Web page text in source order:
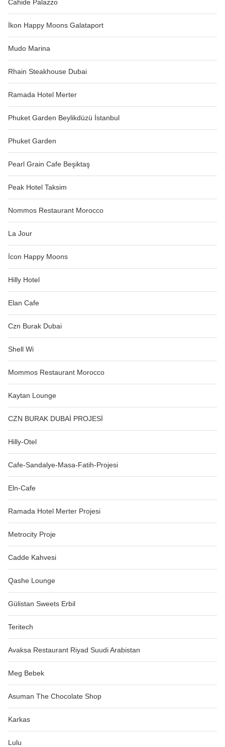
Cahide Palazzo
İkon Happy Moons Galataport
Mudo Marina
Rhain Steakhouse Dubai
Ramada Hotel Merter
Phuket Garden Beylikdüzü İstanbul
Phuket Garden
Pearl Grain Cafe Beşiktaş
Peak Hotel Taksim
Nommos Restaurant Morocco
La Jour
İcon Happy Moons
Hilly Hotel
Elan Cafe
Czn Burak Dubai
Shell Wi
Mommos Restaurant Morocco
Kaytan Lounge
CZN BURAK DUBAİ PROJESİ
Hilly-Otel
Cafe-Sandalye-Masa-Fatih-Projesi
Eln-Cafe
Ramada Hotel Merter Projesi
Metrocity Proje
Cadde Kahvesi
Qashe Lounge
Gülistan Sweets Erbil
Teritech
Avaksa Restaurant Riyad Suudi Arabistan
Meg Bebek
Asuman The Chocolate Shop
Karkas
Lulu